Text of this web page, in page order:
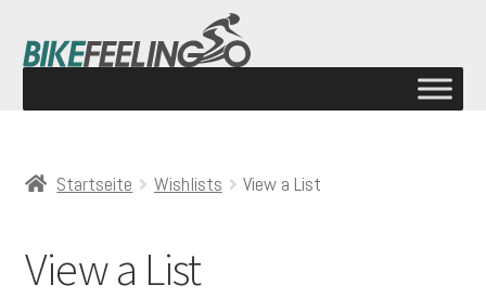
Startseite Wishlists View a List
View a List